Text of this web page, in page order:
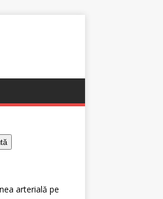
arterială pe